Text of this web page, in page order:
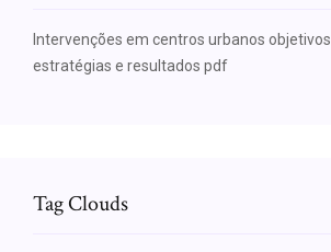
Intervenções em centros urbanos objetivos
estratégias e resultados pdf
Tag Clouds